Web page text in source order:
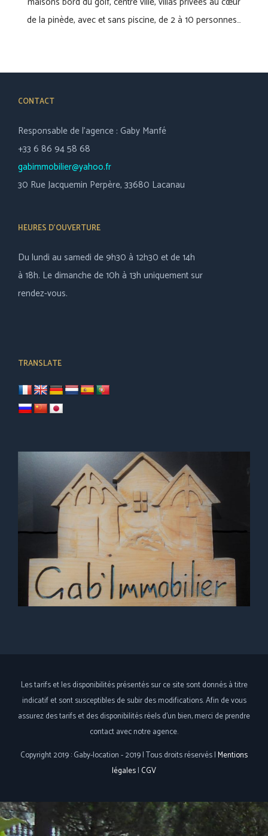
de la pinède, avec et sans piscine, de 2 à 10 personnes…
CONTACT
Responsable de l’agence : Gaby Manfé
+33 6 86 94 58 68
gabimmobilier@yahoo.fr
30 Rue Jacquemin Perpère, 33680 Lacanau
HEURES D’OUVERTURE
Du lundi au samedi de 9h30 à 12h30 et de 14h
à 18h. Le dimanche de 10h à 13h uniquement sur
rendez-vous.
TRANSLATE
Les tarifs et les disponibilités présentés sur ce site sont donnés à titre
indicatif et sont susceptibles de subir des modifications. Afin de vous
assurez des tarifs et des disponibilités réels d'un bien, merci de prendre
contact avec notre agence.
Copyright 2019 : Gaby-location - 2019 | Tous droits réservés |Mentions
légales| CGV